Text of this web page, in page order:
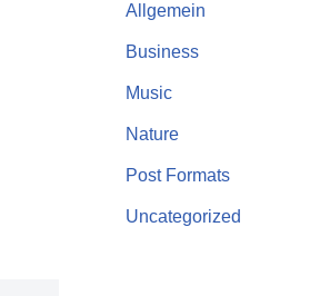
Allgemein
Business
Music
Nature
Post Formats
Uncategorized